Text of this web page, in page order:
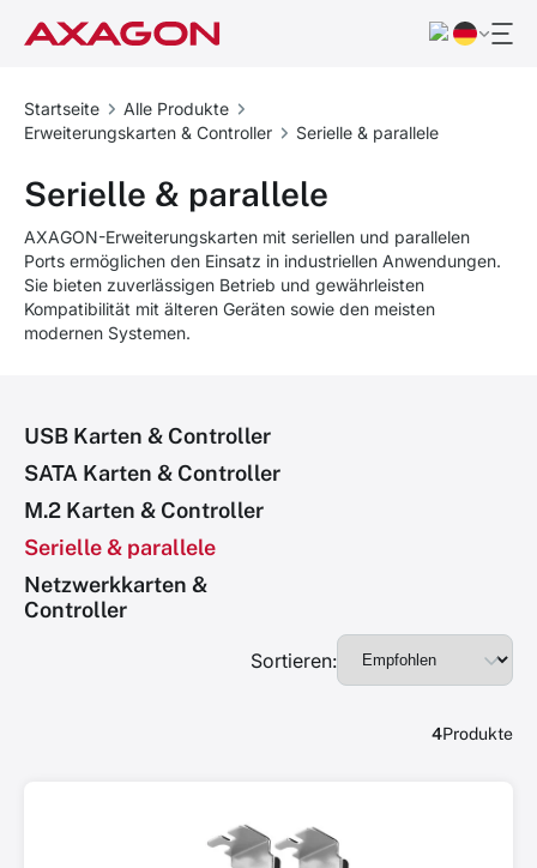
Startseite
Alle Produkte
Erweiterungskarten & Controller
Serielle & parallele
Serielle & parallele
AXAGON-Erweiterungskarten mit seriellen und parallelen
Ports ermöglichen den Einsatz in industriellen Anwendungen.
Sie bieten zuverlässigen Betrieb und gewährleisten
Kompatibilität mit älteren Geräten sowie den meisten
modernen Systemen.
USB Karten & Controller
SATA Karten & Controller
M.2 Karten & Controller
Serielle & parallele
Netzwerkkarten &
Controller
Sortieren:
4Produkte